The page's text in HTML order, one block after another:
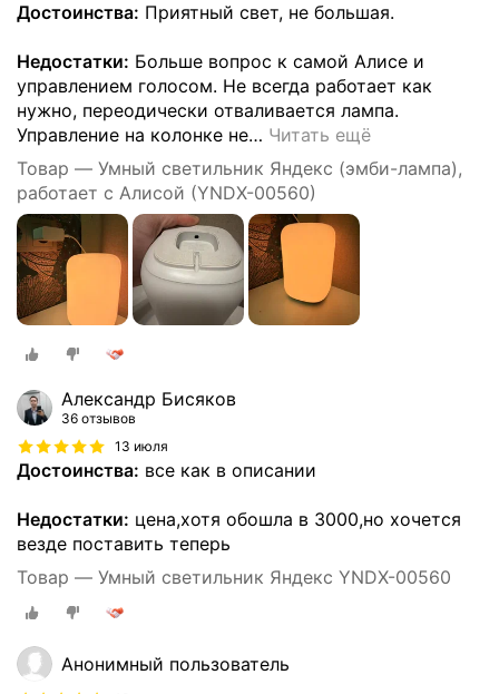
Достоинства: Приятный свет, не большая.
Недостатки: Больше вопрос к самой Алисе и
управлением голосом. Не всегда работает как
нужно, переодически отваливается лампа.
Управление на колонке не… Читать ещё
Товар — Умный светильник Яндекс (эмби-лампа),
работает с Алисой (YNDX-00560)
Александр Бисяков
36 отзывов
13 июля
Достоинства: все как в описании
Недостатки: цена,хотя обошла в 3000,но хочется
везде поставить теперь
Товар — Умный светильник Яндекс YNDX-00560
Анонимный пользователь